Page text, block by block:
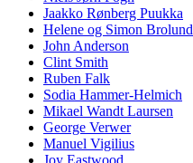
Jaakko Rønberg Puukka
Helene og Simon Brolund
John Anderson
Clint Smith
Ruben Falk
Sodia Hammer-Helmich
Mikael Wandt Laursen
George Verwer
Manuel Vigilius
Joy Eastwood